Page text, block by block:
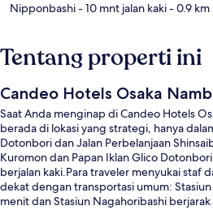
Nipponbashi- 10 mnt jalan kaki- 0.9 km
Tentang properti ini
Candeo Hotels Osaka
Saat Anda menginap di Candeo Hotels
berada di lokasi yang strategi, hanya
Dotonbori dan Jalan Perbelanjaan
Kuromon dan Papan Iklan Glico
berjalan kaki.Para traveler menyukai staf
dekat dengan transportasi umum:
menit dan Stasiun Nagahoribashi